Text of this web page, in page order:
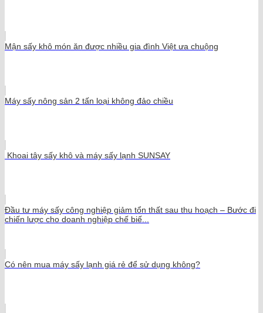
Mận sấy khô món ăn được nhiều gia đình Việt ưa chuộng
Máy sấy nông sản 2 tấn loại không đảo chiều
Khoai tây sấy khô và máy sấy lạnh SUNSAY
Đầu tư máy sấy công nghiệp giảm tổn thất sau thu hoạch – Bước đi
chiến lược cho doanh nghiệp chế biế...
Có nên mua máy sấy lạnh giá rẻ để sử dụng không?